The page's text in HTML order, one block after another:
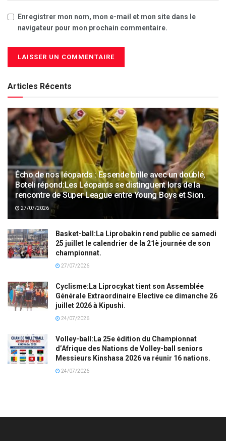
Enregistrer mon nom, mon e-mail et mon site dans le
navigateur pour mon prochain commentaire.
Articles Récents
Écho de nos léopards : Essende brille avec un doublé,
Boteli répond:Les Léopards se distinguent lors de la
rencontre de Super League entre Young Boys et Sion.
27/07/2026
Basket-ball:La Liprobakin rend public ce samedi
25 juillet le calendrier de la 21è journée de son
championnat.
27/07/2026
Cyclisme:La Liprocykat tient son Assemblée
Générale Extraordinaire Elective ce dimanche 26
juillet 2026 à Kipushi.
24/07/2026
Volley-ball:La 25e édition du Championnat
d’Afrique des Nations de Volley-ball seniors
Messieurs Kinshasa 2026 va réunir 16 nations.
24/07/2026